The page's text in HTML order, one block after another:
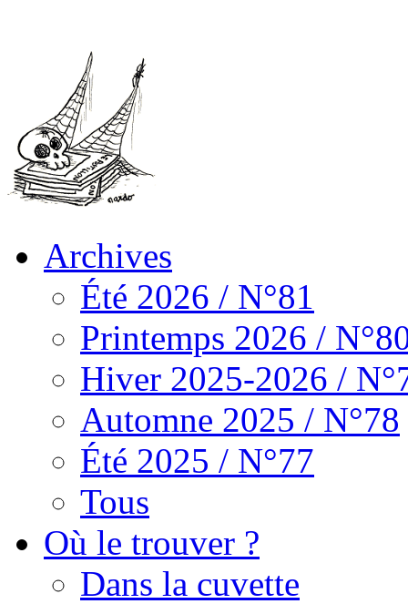
Archives
Été 2026 / N°81
Printemps 2026 /
Hiver 2025-2026 /
Automne 2025 / N°78
Été 2025 / N°77
Tous
Où le trouver ?
Dans la cuvette